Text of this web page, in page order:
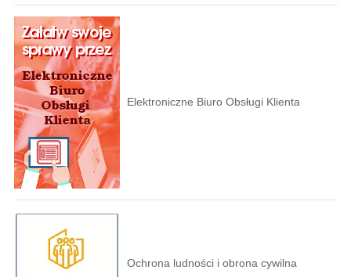
Elektroniczne Biuro Obsługi Klienta
Ochrona ludności i obrona cywilna